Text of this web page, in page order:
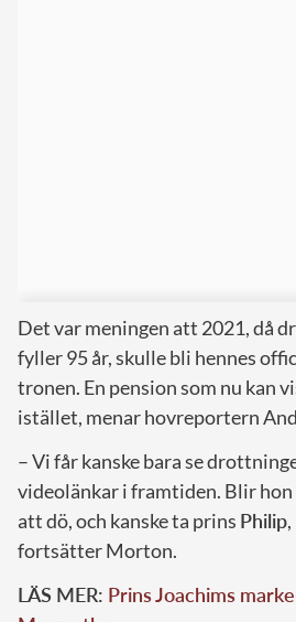
Det var meningen att 2021, då
fyller 95 år, skulle bli hennes
tronen. En pension som nu kan
istället, menar hovreportern
– Vi får kanske bara se
videolänkar i framtiden. Blir
att dö, och kanske ta prins Philip
fortsätter Morton.
LÄS MER: Prins Joachims